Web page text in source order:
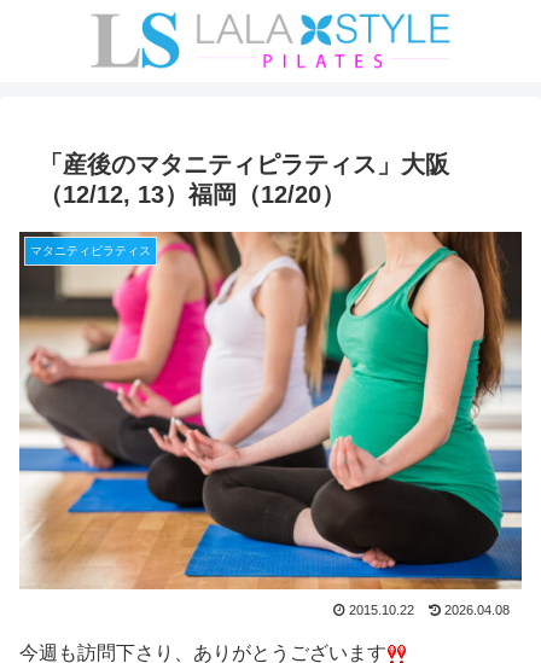
「産後のマタニティピラティス」大阪
（12/12, 13）福岡（12/20）
マタニティピラティス
2015.10.22 2026.04.08
今週も訪問下さり、ありがとうございます